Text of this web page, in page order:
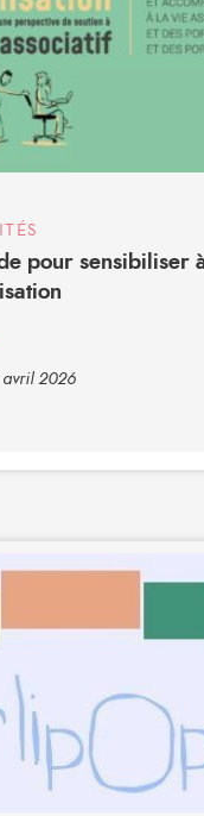
pour sensibiliser
avril 2026